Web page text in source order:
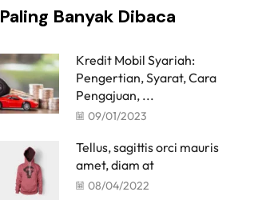
Paling Banyak Dibaca
Kredit Mobil Syariah:
Pengertian, Syarat, Cara
Pengajuan, ...
09/01/2023
Tellus, sagittis orci mauris
amet, diam at
08/04/2022